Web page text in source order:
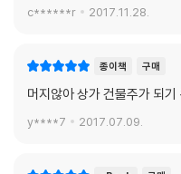
c******r 2017.11.28.
종이책 구매
머지않아 상가 건물주가 되기
y****7 2017.07.09.